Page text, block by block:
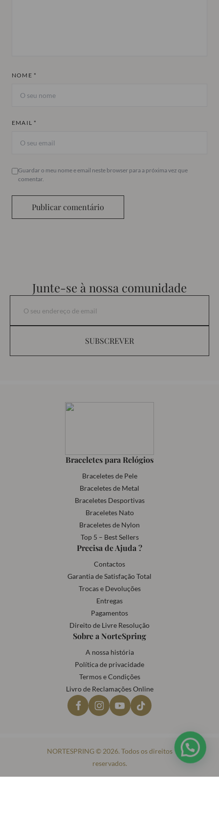
NOME *
EMAIL *
Guardar o meu nome e email neste browser para a próxima vez que
comentar.
Publicar comentário
Junte-se à nossa comunidade
SUBSCREVER
Braceletes para Relógios
Braceletes de Pele
Braceletes de Metal
Braceletes Desportivas
Braceletes Nato
Braceletes de Nylon
Top 5 – Best Sellers
Precisa de Ajuda ?
Contactos
Garantia de Satisfação Total
Trocas e Devoluções
Entregas
Pagamentos
Direito de Livre Resolução
Sobre a NorteSpring
A nossa história
Política de privacidade
Termos e Condições
Livro de Reclamações Online
NORTESPRING © 2026. Todos os direitos
reservados.